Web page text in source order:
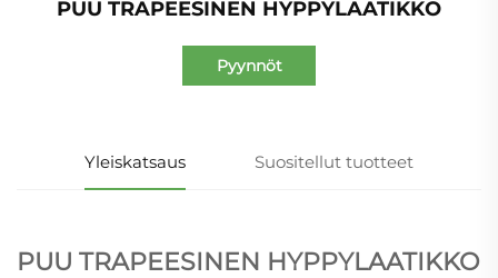
PUU TRAPEESINEN HYPPYLAATIKKO
Pyynnöt
Yleiskatsaus Suositellut tuotteet
PUU TRAPEESINEN HYPPYLAATIKKO